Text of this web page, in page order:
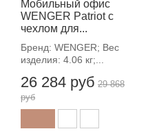
Мобильный офис
WENGER Patriot с
чехлом для...
Бренд: WENGER; Вес
изделия: 4.06 кг;...
26 284 руб 29 868
руб